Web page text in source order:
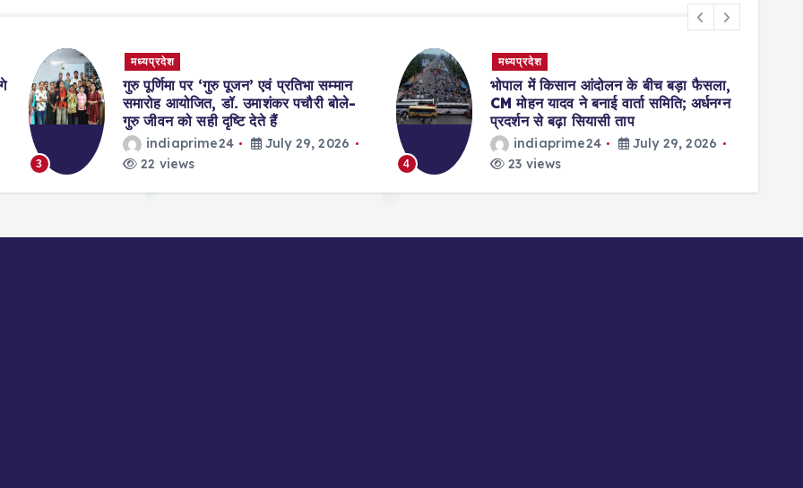
3
मध्यप्रदेश
गुरु पूर्णिमा पर ‘गुरु पूजन’ एवं प्रतिभा सम्मान
समारोह आयोजित, डॉ. उमाशंकर पचौरी बोले-
गुरु जीवन को सही दृष्टि देते हैं
indiaprime24
July 29, 2026
22 views
4
मध्यप्रदेश
भोपाल में किसान आंदोलन के बीच बड़ा फैसला,
CM मोहन यादव ने बनाई वार्ता समिति; अर्धनग्न
प्रदर्शन से बढ़ा सियासी ताप
indiaprime24
July 29, 2026
23 views